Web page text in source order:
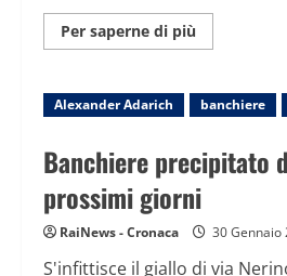
Per saperne di più
informazioni
ucraino
precipitato
a
arrestato
il
figlio
in
Spagna.
Si
cercano
Alexander Adarich banchiere
Banchiere precipitato
prossimi giorni
RaiNews - Cronaca 30 Gennaio
S'infittisce il giallo di via